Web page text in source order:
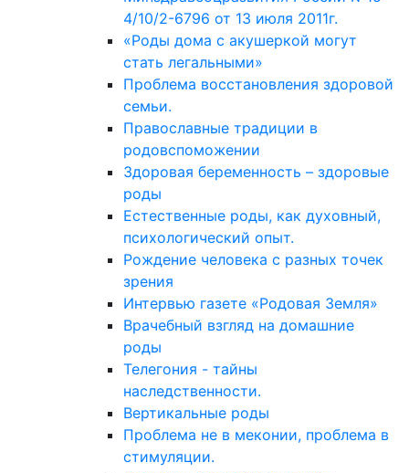
4/10/2-6796 от 13 июля 2011г.
«Роды дома с акушеркой могут
стать легальными»
Проблема восстановления здоровой
семьи.
Православные традиции в
родовспоможении
Здоровая беременность – здоровые
роды
Естественные роды, как духовный,
психологический опыт.
Рождение человека с разных точек
зрения
Интервью газете «Родовая Земля»
Врачебный взгляд на домашние
роды
Телегония - тайны
наследственности.
Вертикальные роды
Проблема не в меконии, проблема в
стимуляции.